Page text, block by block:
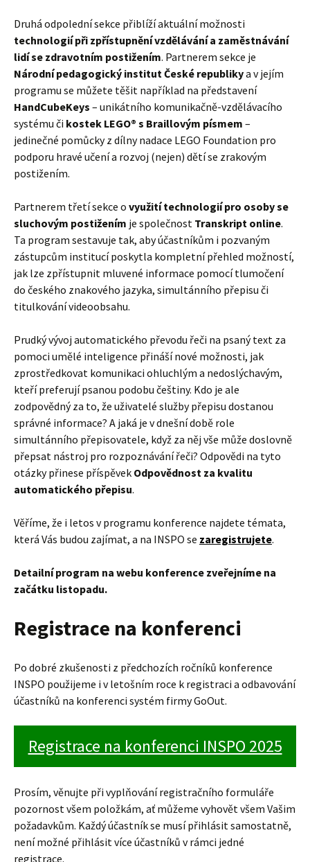
Druhá odpolední sekce přiblíží aktuální možnosti
technologií při zpřístupnění vzdělávání a zaměstnávání
lidí se zdravotním postižením. Partnerem sekce je
Národní pedagogický institut České republikya v jejím
programu se můžete těšit například na představení
HandCubeKeys – unikátního komunikačně-vzdělávacího
systému či kostek LEGO® s Braillovým písmem –
jedinečné pomůcky z dílny nadace LEGO Foundation pro
podporu hravé učení a rozvoj (nejen) dětí se zrakovým
postižením.
Partnerem třetí sekce o využití technologií pro osoby se
sluchovým postižením je společnost Transkript online.
Ta program sestavuje tak, aby účastníkům i pozvaným
zástupcům institucí poskytla kompletní přehled možností,
jak lze zpřístupnit mluvené informace pomocí tlumočení
do českého znakového jazyka, simultánního přepisu či
titulkování videoobsahu.
Prudký vývoj automatického převodu řeči na psaný text za
pomoci umělé inteligence přináší nové možnosti, jak
zprostředkovat komunikaci ohluchlým a nedoslýchavým,
kteří preferují psanou podobu češtiny. Kdo je ale
zodpovědný za to, že uživatelé služby přepisu dostanou
správné informace? A jaká je v dnešní době role
simultánního přepisovatele, když za něj vše může doslovně
přepsat nástroj pro rozpoznávání řeči? Odpovědi na tyto
otázky přinese příspěvek Odpovědnost za kvalitu
automatického přepisu.
Věříme, že i letos v programu konference najdete témata,
která Vás budou zajímat, a na INSPO se zaregistrujete.
Detailní program na webu konference zveřejníme na
začátku listopadu.
Registrace na konferenci
Po dobré zkušenosti z předchozích ročníků konference
INSPO použijeme i v letošním roce k registraci a odbavování
účastníků na konferenci systém firmy GoOut.
Registrace na konferenci INSPO 2025
Prosím, věnujte při vyplňování registračního formuláře
pozornost všem položkám, ať můžeme vyhovět všem Vašim
požadavkům. Každý účastník se musí přihlásit samostatně,
není možné přihlásit více účastníků v rámci jedné
registrace.